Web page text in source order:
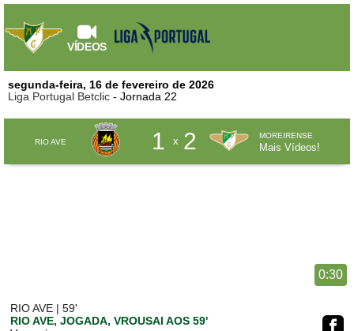
VÍDEOS
segunda-feira, 16 de fevereiro de 2026
Liga Portugal Betclic - Jornada 22
RIO AVE 1 x 2 MOREIRENSE
Mais Vídeos!
0:30
RIO AVE | 59'
RIO AVE, JOGADA, VROUSAI AOS 59'